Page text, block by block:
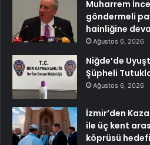
Muharrem
göndermeli
hainliğine
Ağustos 6, 2026
Niğde’de
Şüpheli
Ağustos 6, 2026
İzmir’den
ile üç kent
köprüsü hedefi